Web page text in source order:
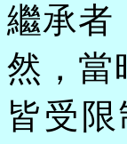
繼承者
然，當
皆受